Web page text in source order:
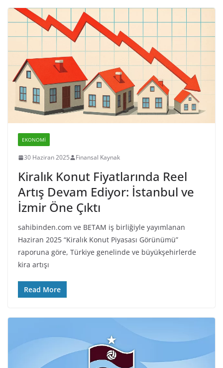
EKONOMI
30 Haziran 2025 Finansal Kaynak
Kiralık Konut Fiyatlarında Reel
Artış Devam Ediyor: İstanbul ve
İzmir Öne Çıktı
sahibinden.com ve BETAM iş birliğiyle yayımlanan
Haziran 2025 “Kiralık Konut Piyasası Görünümü”
raporuna göre, Türkiye genelinde ve büyükşehirlerde
kira artışı
Read More